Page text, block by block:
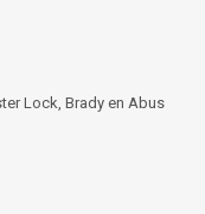
Lock, Brady en Abus